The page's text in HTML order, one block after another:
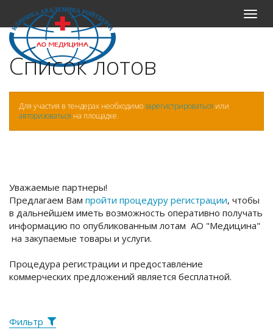
Меню
Список лотов
Для участия в тендерах необходимозарегистрироваться или
авторизоваться на площадке.
Уважаемые партнеры!
Предлагаем Вам пройти процедуру регистрации, чтобы
в дальнейшем иметь возможность оперативно получать
информацию по опубликованным лотам АО "Медицина"
на закупаемые товары и услуги.
Процедура регистрации и предоставление
коммерческих предложений является бесплатной.
Фильтр